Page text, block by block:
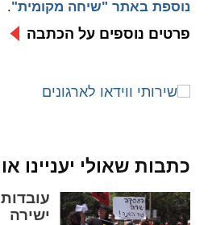
קישורים
ההגדרות
נוספת באתר "שיחה מקומית".
פרטים נוספים על הכתבה
כתבות שאולי יעניינו
ישירה